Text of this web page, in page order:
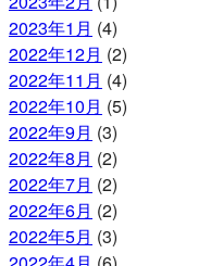
2023年1月 (4)
2022年12月 (2)
2022年11月 (4)
2022年10月 (5)
2022年9月 (3)
2022年8月 (2)
2022年7月 (2)
2022年6月 (2)
2022年5月 (3)